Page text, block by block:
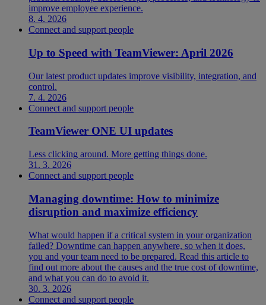
improve employee experience.
8. 4. 2026
Connect and support people
Up to Speed with TeamViewer: April 2026
Our latest product updates improve visibility, integration, and
control.
7. 4. 2026
Connect and support people
TeamViewer ONE UI updates
Less clicking around. More getting things done.
31. 3. 2026
Connect and support people
Managing downtime: How to minimize
disruption and maximize efficiency
What would happen if a critical system in your organization
failed? Downtime can happen anywhere, so when it does,
you and your team need to be prepared. Read this article to
find out more about the causes and the true cost of downtime,
and what you can do to avoid it.
30. 3. 2026
Connect and support people